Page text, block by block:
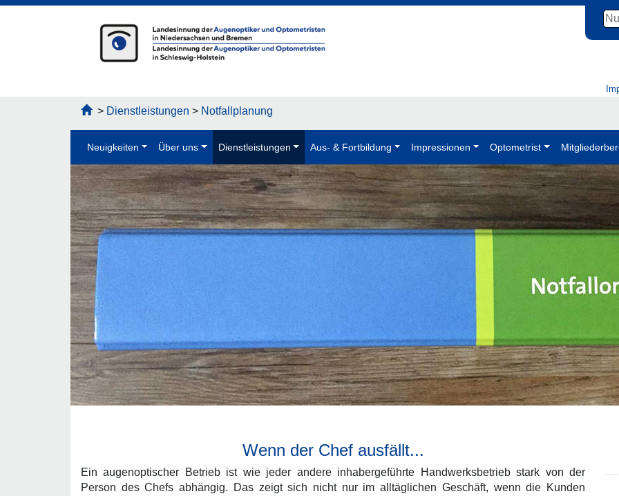
> Dienstleistungen > Notfallplanung
Neuigkeiten Über uns Dienstleistungen Aus- & Fortbildung Impressionen Optometrist
Wenn der Chef ausfällt...
Ein augenoptischer Betrieb ist wie jeder andere inhabergeführte Handwerksbetrieb stark von der
Person des Chefs abhängig. Das zeigt sich nicht nur im alltäglichen Geschäft, wenn die Kunden